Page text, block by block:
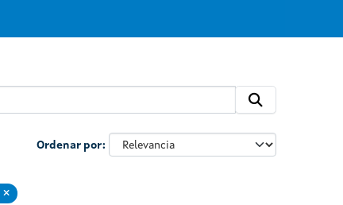
Ordenar por
Eliminar